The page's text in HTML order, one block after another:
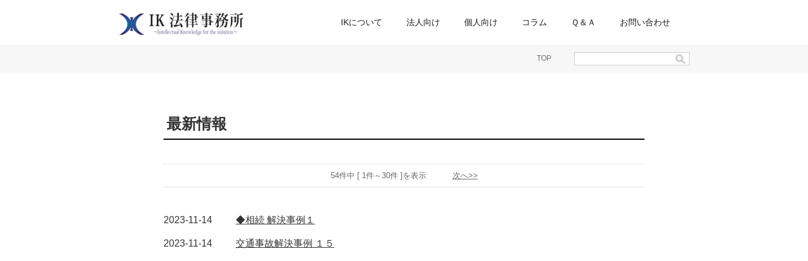
IKについて 法人向け 個人向け コラム Ｑ＆Ａ お問い合わせ
TOP
最新情報
54件中 [ 1件～30件 ]を表示 次へ>>
2023-11-14 ◆相続 解決事例１
2023-11-14 交通事故解決事例 １５